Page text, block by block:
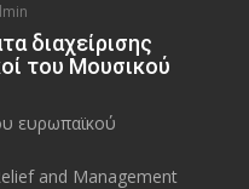
διαχείρισης
του Μουσικού
ευρωπαϊκού
and Management